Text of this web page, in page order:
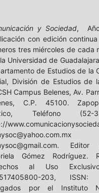
y Sociedad,
con edición
tres miércoles de cada
Universidad de
de Estudios de la
División de Estudios de
Campus Belenes, Av.
C.P. 45100.
Teléfono (52-
Editor
Gómez Rodríguez.
al Uso
203, ISSN:
por el Instituto